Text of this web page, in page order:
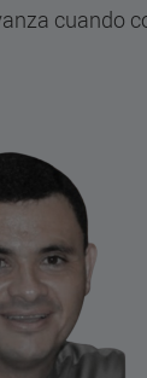
cuando